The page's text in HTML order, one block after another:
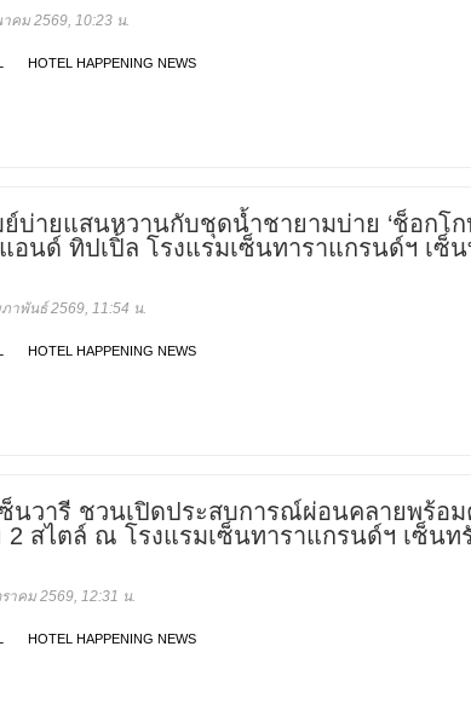
คม 2569, 10:23 น.
HOTEL HAPPENING NEWS
บ่ายแสนหวานกับชุดน้ำชายามบ่าย ‘ช็อกโก
นด์ ทิปเปิ้ล โรงแรมเซ็นทาราแกรนด์ฯ เซ็
าพันธ์ 2569, 11:54 น.
HOTEL HAPPENING NEWS
นวารี ชวนเปิดประสบการณ์ผ่อนคลายพร้อ
2 สไตล์ ณ โรงแรมเซ็นทาราแกรนด์ฯ เซ็นท
าคม 2569, 12:31 น.
HOTEL HAPPENING NEWS